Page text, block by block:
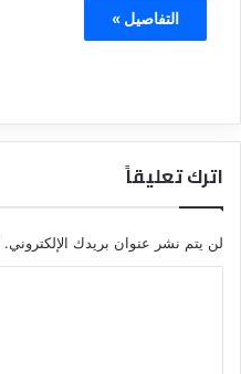
التفاصيل »
اترك تعليقاً
لن يتم نشر عنوان بريدك الإلكتروني.